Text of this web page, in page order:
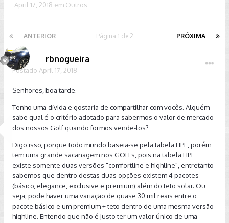
April 17, 2018 em Outros
ANTERIOR PRÓXIMA
Página 1 de 2
rbnogueira
Postado April 17, 2018
Senhores, boa tarde.
Tenho uma dívida e gostaria de compartilhar com vocês. Alguém
sabe qual é o critério adotado para sabermos o valor de mercado
dos nossos Golf quando formos vende-los?
Digo isso, porque todo mundo baseia-se pela tabela FIPE, porém
tem uma grande sacanagem nos GOLFs, pois na tabela FIPE
existe somente duas versões "comfortline e highline", entretanto
sabemos que dentro destas duas opções existem 4 pacotes
(básico, elegance, exclusive e premium) além do teto solar. Ou
seja, pode haver uma variação de quase 30 mil reais entre o
pacote básico e um premium + teto dentro de uma mesma versão
highline. Entendo que não é justo ter um valor único de uma